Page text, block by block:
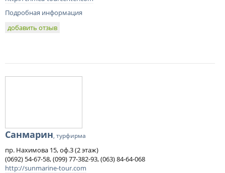
Подробная информация
добавить отзыв
Санмарин, турфирма
пр. Нахимова 15, оф.3 (2 этаж)
(0692) 54-67-58, (099) 77-382-93, (063) 84-64-068
http://sunmarine-tour.com